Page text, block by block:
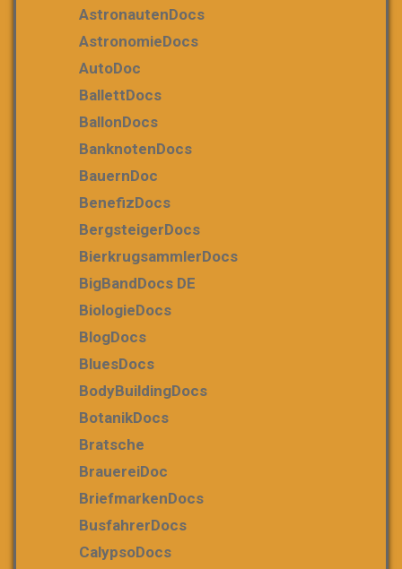
AstronautenDocs
AstronomieDocs
AutoDoc
BallettDocs
BallonDocs
BanknotenDocs
BauernDoc
BenefizDocs
BergsteigerDocs
BierkrugsammlerDocs
BigBandDocs DE
BiologieDocs
BlogDocs
BluesDocs
BodyBuildingDocs
BotanikDocs
Bratsche
BrauereiDoc
BriefmarkenDocs
BusfahrerDocs
CalypsoDocs